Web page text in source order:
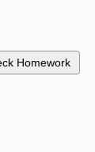
Homework